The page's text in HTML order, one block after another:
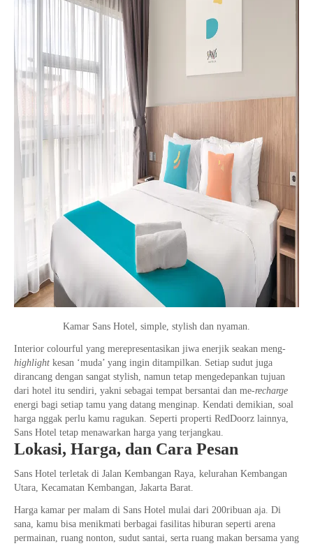
Kamar Sans Hotel, simple, stylish dan nyaman.
Interior colourful yang merepresentasikan jiwa enerjik seakan meng-
highlight kesan ‘muda’ yang ingin ditampilkan. Setiap sudut juga
dirancang dengan sangat stylish, namun tetap mengedepankan tujuan
dari hotel itu sendiri, yakni sebagai tempat bersantai dan me-recharge
energi bagi setiap tamu yang datang menginap. Kendati demikian, soal
harga nggak perlu kamu ragukan. Seperti properti RedDoorz lainnya,
Sans Hotel tetap menawarkan harga yang terjangkau.
Lokasi, Harga, dan Cara Pesan
Sans Hotel terletak di Jalan Kembangan Raya, kelurahan Kembangan
Utara, Kecamatan Kembangan, Jakarta Barat.
Harga kamar per malam di Sans Hotel mulai dari 200ribuan aja. Di
sana, kamu bisa menikmati berbagai fasilitas hiburan seperti arena
permainan, ruang nonton, sudut santai, serta ruang makan bersama yang